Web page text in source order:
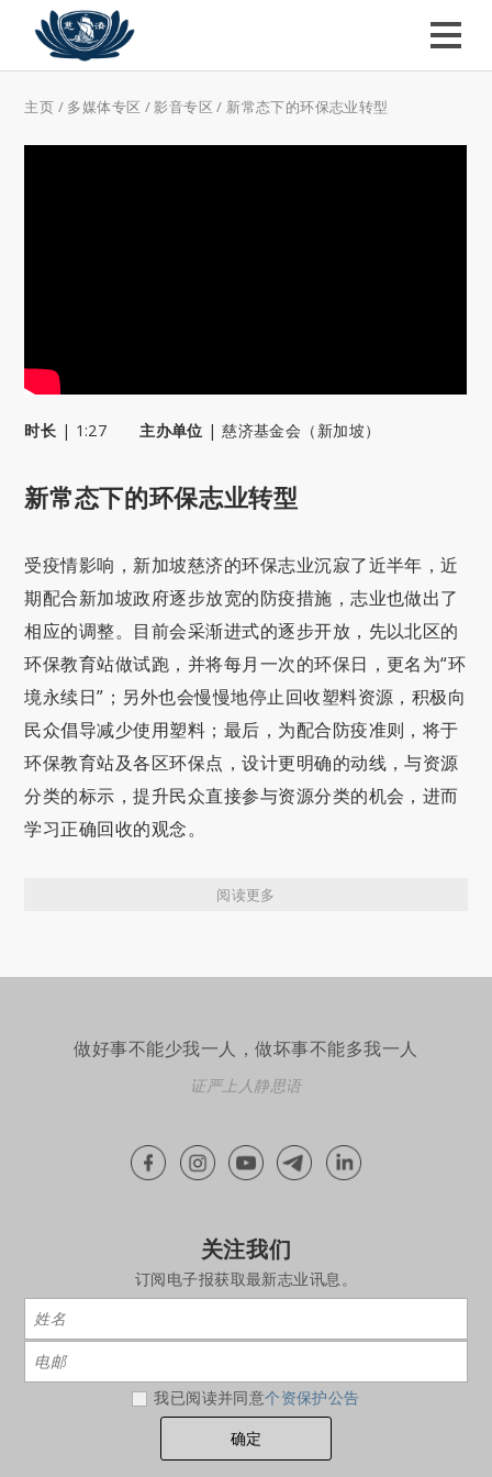
主页 / 多媒体专区 /影音专区 / 新常态下的环保志业转型
时长 | 1:27 主办单位 |慈济基金会（新加坡）
新常态下的环保志业转型
受疫情影响，新加坡慈济的环保志业沉寂了近半年，近
期配合新加坡政府逐步放宽的防疫措施，志业也做出了
相应的调整。目前会采渐进式的逐步开放，先以北区的
环保教育站做试跑，并将每月一次的环保日，更名为“环
境永续日”；另外也会慢慢地停止回收塑料资源，积极向
民众倡导减少使用塑料；最后，为配合防疫准则，将于
环保教育站及各区环保点，设计更明确的动线，与资源
分类的标示，提升民众直接参与资源分类的机会，进而
学习正确回收的观念。
阅读更多
做好事不能少我一人，做坏事不能多我一人
证严上人静思语
关注我们
订阅电子报获取最新志业讯息。
我已阅读并同意个资保护公告